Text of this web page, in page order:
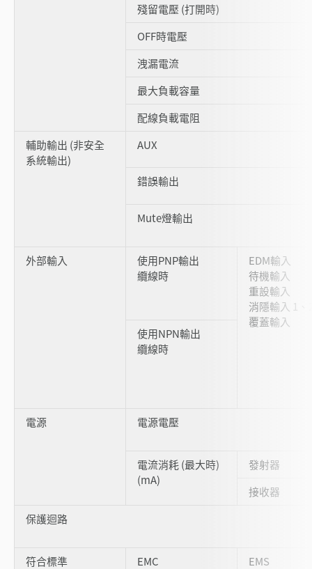
殘留電壓 (打開時)
OFF時電壓
洩漏電流
最大負載容量
配線負載電阻
輔助輸出 (非安全
系統輸出)
AUX
錯誤輸出
Mute燈輸出
外部輸入
使用PNP輸出
纜線時
EDM輸入
待機輸入
重設輸入
消隱輸入 1、
覆蓋輸入
使用NPN輸出
纜線時
電源 電源電壓
電流消耗 (最大時)
(mA)
發射器
接收器
保護迴路
符合標準 EMC EMS